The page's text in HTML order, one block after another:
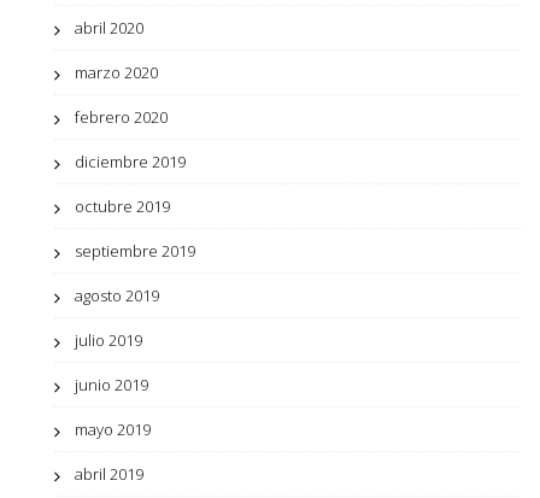
abril 2020
marzo 2020
febrero 2020
diciembre 2019
octubre 2019
septiembre 2019
agosto 2019
julio 2019
junio 2019
mayo 2019
abril 2019